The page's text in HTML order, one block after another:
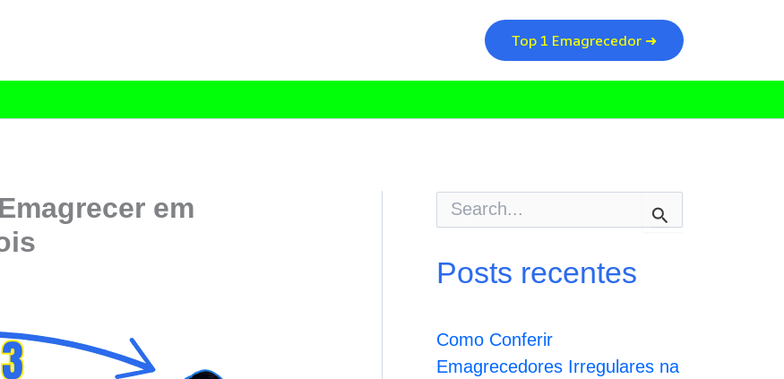
Top 1 Emagrecedor ➜
em
u
r
p
Posts recentes
Como Conferir
Emagrecedores Irregulares na